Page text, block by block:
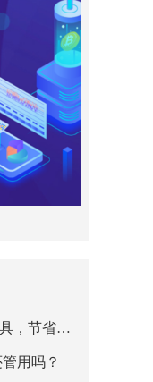
外贸必备的3款Facebook营销工具，节省营销成本！
用吗？